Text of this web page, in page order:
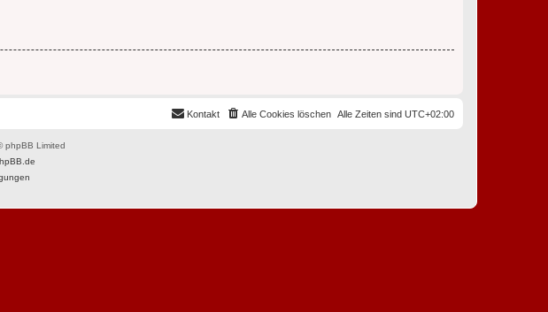
Alle Zeiten sind UTC+02:00
Alle Cookies löschen
Kontakt
phpBB Limited